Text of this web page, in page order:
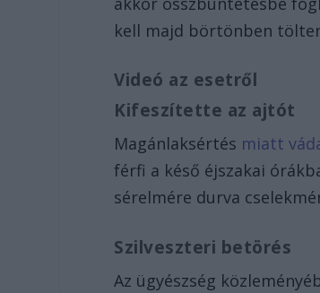
kell majd börtönben
Videó az esetről
Kifeszítette az ajtót
Magánlaksértés miatt
férfi a késő éjszakai
sérelmére durva
Szilveszteri betörés
Az ügyészség